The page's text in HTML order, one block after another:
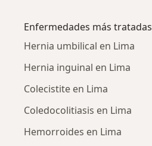
Enfermedades más tratadas
Hernia umbilical en Lima
Hernia inguinal en Lima
Colecistite en Lima
Coledocolitiasis en Lima
Hemorroides en Lima